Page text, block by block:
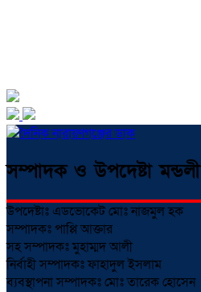
সম্পাদক ও উপদেষ্টা মন্ডলী
উপদেষ্টাঃ এডভোকেট মোঃ নাজমুল হক
সম্পাদকঃ পাপ্পি আক্তার
সহ সম্পাদকঃ মুহাম্মদ আলী
নির্বাহী সম্পাদকঃ ফাহাদুল ইসলাম
ব্যবস্থাপনা সম্পাদকঃ মোঃ তারেক হোসেন